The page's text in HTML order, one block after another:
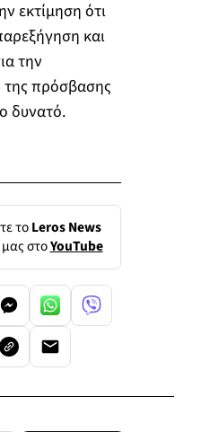
εκτίμηση ότι
και
την
πρόσβασης
δυνατό.
τοLeros News
στοYouTube